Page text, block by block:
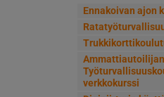
Ennakoivan ajon
Ammattiautoilijan
verkkokurssi